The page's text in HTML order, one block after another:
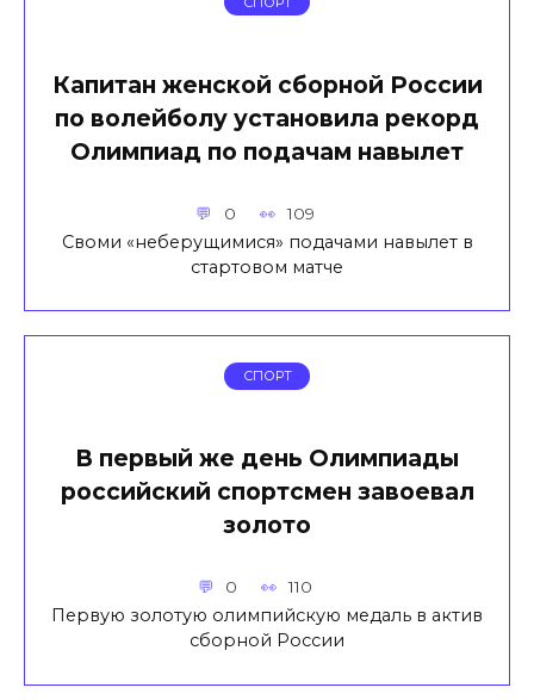
Капитан женской сборной России
по волейболу установила рекорд
Олимпиад по подачам навылет
0 109
Своми «неберущимися» подачами навылет в
стартовом матче
СПОРТ
В первый же день Олимпиады
российский спортсмен завоевал
золото
0 110
Первую золотую олимпийскую медаль в актив
сборной России